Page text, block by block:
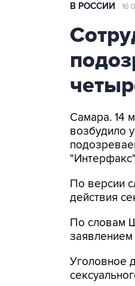
В РОССИИ
Самара. 14
возбудило
По версии
действия
По словам
заявлением
Уголовное